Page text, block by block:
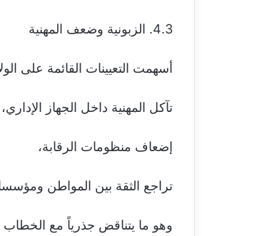
4.3. الزبونية وضعف المهنية
أسهمت التعيينات القائمة على
تآكل المهنية داخل الجهاز الإداري،
إضعاف منظومات الرقابة،
تراجع الثقة بين المواطن
وهو ما يتناقض جذرياً مع الخطاب